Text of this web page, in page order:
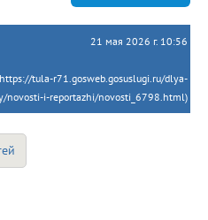
21 мая 2026 г. 10:56
tula-r71.gosweb.gosuslugi.ru/dlya-
novosti-i-reportazhi/novosti_6798.html)